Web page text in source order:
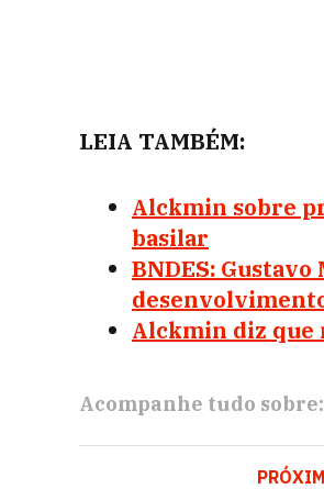
LEIA TAMBÉM:
Alckmin sobre
basilar
BNDES:
Alckmin diz que
Acompanhe tudo sobre: